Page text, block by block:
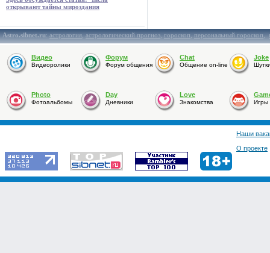
открывают тайны мироздания
Astro.sibnet.ru:астрология,астрологический прогноз,гороскоп,персональный гороскоп,
Видео
Видеоролики
Форум
Форум общения
Chat
Общение on-line
Joke
Photo
Фотоальбомы
Day
Дневники
Love
Знакомства Игры
Наши
О проекте